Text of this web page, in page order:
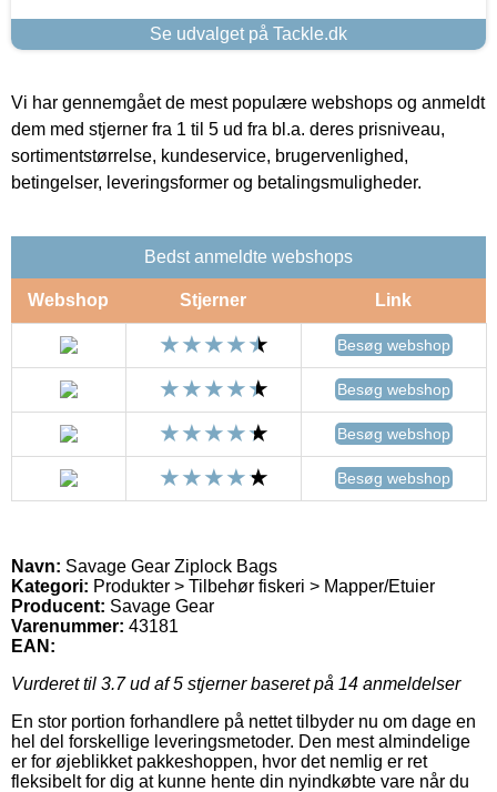
Se udvalget på Tackle.dk
Vi har gennemgået de mest populære webshops og anmeldt
dem med stjerner fra 1 til 5 ud fra bl.a. deres prisniveau,
sortimentstørrelse, kundeservice, brugervenlighed,
betingelser, leveringsformer og betalingsmuligheder.
Bedst anmeldte webshops
Webshop Stjerner Link
Besøg webshop
Besøg webshop
Besøg webshop
Besøg webshop
Navn: Savage Gear Ziplock Bags
Kategori: Produkter > Tilbehør fiskeri > Mapper/Etuier
Producent: Savage Gear
Varenummer: 43181
EAN:
Vurderet til 3.7ud af 5 stjerner baseret på 14 anmeldelser
En stor portion forhandlere på nettet tilbyder nu om dage en
hel del forskellige leveringsmetoder. Den mest almindelige
er for øjeblikket pakkeshoppen, hvor det nemlig er ret
fleksibelt for dig at kunne hente din nyindkøbte vare når du